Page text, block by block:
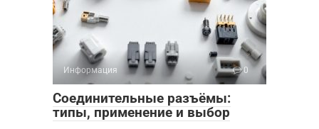
Информация 0
Соединительные разъёмы:
типы, применение и выбор